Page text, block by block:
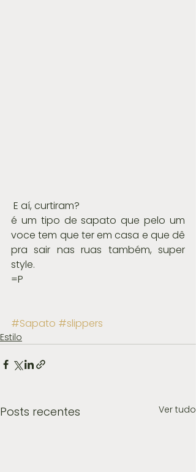
E aí, curtiram?
é um tipo de sapato que pelo um
voce tem que ter em casa e que dê
pra sair nas ruas também, super
style.
=P
#Sapato #slippers
Estilo
Posts recentes Ver tudo